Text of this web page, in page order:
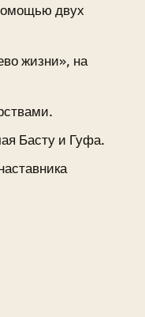
двух
жизни», на
Басту и Гуфа.